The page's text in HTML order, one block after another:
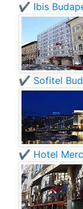
✔️ Ibis
✔️ Sofitel
✔️ Hotel